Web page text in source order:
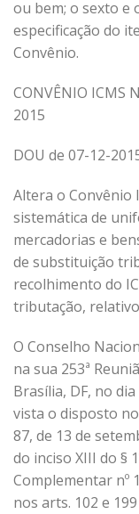
ou bem; o sexto e
especificação do
Convênio.
CONVÊNIO ICMS
2015
DOU de 07-12-
Altera o Convênio
sistemática de
mercadorias e
de substituição
recolhimento do
tributação,
O Conselho
na sua 253ª
Brasília, DF, no
vista o disposto
87, de 13 de
do inciso XIII do §
Complementar nº
nos arts. 102 e